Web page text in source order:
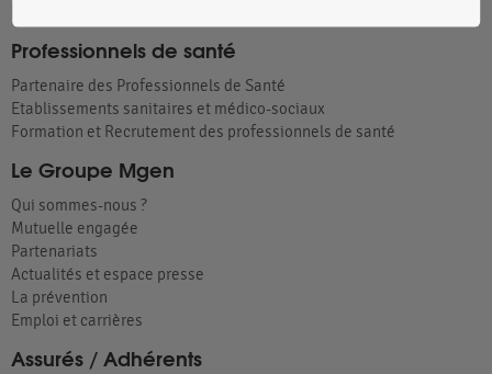
Professionnels de santé
Partenaire des Professionnels de Santé
Etablissements sanitaires et médico-sociaux
Formation et Recrutement des professionnels de santé
Le Groupe Mgen
Qui sommes-nous ?
Mutuelle engagée
Partenariats
Actualités et espace presse
La prévention
Emploi et carrières
Assurés / Adhérents